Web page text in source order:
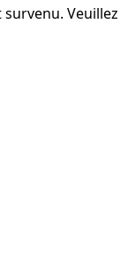
Veuillez